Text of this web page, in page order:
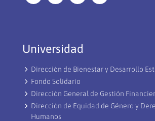
Universidad
Dirección de Bienestar y Desarrollo
Fondo Solidario
Dirección General de Gestión
Dirección de Equidad de Género y
Humanos